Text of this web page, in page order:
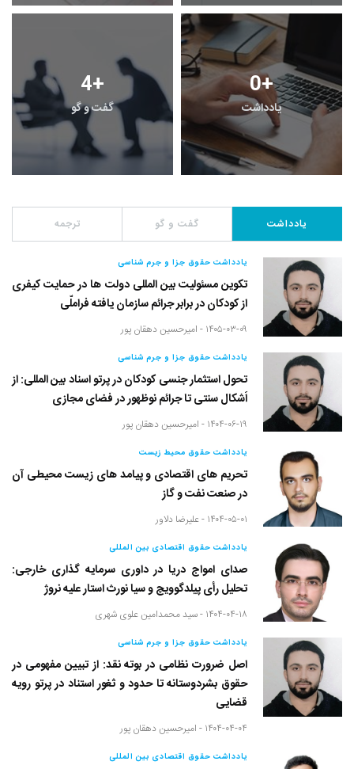
4+
گفت و گو
0+
یادداشت
یادداشت گفت و گو ترجمه
یادداشت حقوق جزا و جرم شناسی
تکوین مسئولیت بین المللی دولت ها در حمایت کیفری
از کودکان در برابر جرائم سازمان یافته فراملّی
۱۴۰۵-۰۳-۰۹ - امیرحسین دهقان پور
یادداشت حقوق جزا و جرم شناسی
تحول استثمار جنسی کودکان در پرتو اسناد بین المللی: از
اَشکال سنتی تا جرائم نوظهور در فضای مجازی
۱۴۰۴-۰۶-۱۹ - امیرحسین دهقان پور
یادداشت حقوق محیط زیست
تحریم های اقتصادی و پیامد های زیست محیطی آن
در صنعت نفت و گاز
۱۴۰۴-۰۵-۰۱ - علیرضا دلاور
یادداشت حقوق اقتصادی بین المللی
صدای امواج دریا در داوری سرمایه گذاری خارجی:
تحلیل رأی پیلدگوویچ و سیا نورث استار علیه نروژ
۱۴۰۴-۰۴-۱۸ - سید محمدامین علوی شهری
یادداشت حقوق جزا و جرم شناسی
اصل ضرورت نظامی در بوته نقد: از تبیین مفهومی در
حقوق بشردوستانه تا حدود و ثغور استناد در پرتو رویه
قضایی
۱۴۰۴-۰۴-۰۴ - امیرحسین دهقان پور
یادداشت حقوق اقتصادی بین المللی